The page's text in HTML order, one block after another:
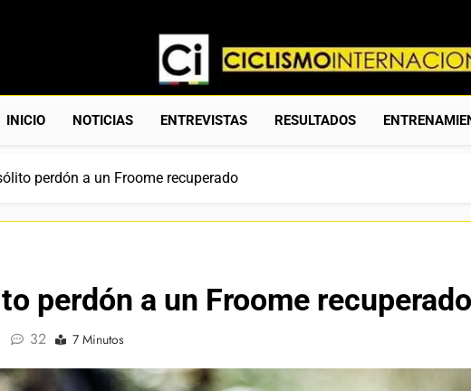
Ciclismo
Web Dedicada Al Ciclismo Mundial. Entrevistas,
INICIO NOTICIAS ENTREVISTAS RESULTADOS
perdón a un Froome recuperado
perdón a un Froome recuperado
32 7 Minutos